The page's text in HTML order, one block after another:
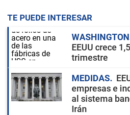
TE PUEDE INTERESAR
WASHINGTON
EEUU crece
trimestre
MEDIDAS
empresas e
al sistema
Irán